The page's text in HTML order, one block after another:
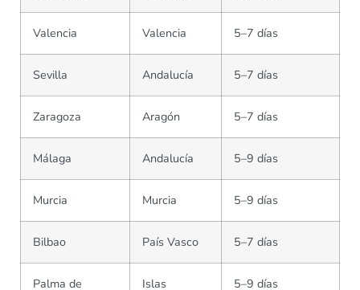
Valencia Valencia 5–7 días
Sevilla Andalucía 5–7 días
Zaragoza Aragón 5–7 días
Málaga Andalucía 5–9 días
Murcia Murcia 5–9 días
Bilbao País Vasco 5–7 días
Palma de
Islas
5–9 días